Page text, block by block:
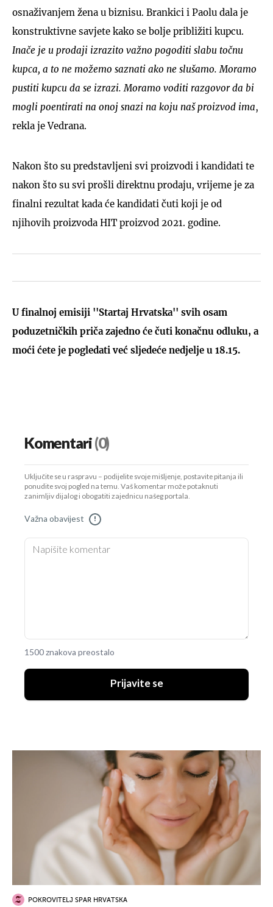
osnaživanjem žena u biznisu. Brankici i Paolu dala je
konstruktivne savjete kako se bolje približiti kupcu.
Inače je u prodaji izrazito važno pogoditi slabu točnu
kupca, a to ne možemo saznati ako ne slušamo. Moramo
pustiti kupcu da se izrazi. Moramo voditi razgovor da bi
mogli poentirati na onoj snazi na koju naš proizvod ima,
rekla je Vedrana.
Nakon što su predstavljeni svi proizvodi i kandidati te
nakon što su svi prošli direktnu prodaju, vrijeme je za
finalni rezultat kada će kandidati čuti koji je od
njihovih proizvoda HIT proizvod 2021. godine.
U finalnoj emisiji ''Startaj Hrvatska'' svih osam
poduzetničkih priča zajedno će čuti konačnu odluku, a
moći ćete je pogledati već sljedeće nedjelje u 18.15.
Komentari(0)
Uključite se u raspravu – podijelite svoje mišljenje, postavite pitanja ili
ponudite svoj pogled na temu. Vaš komentar može potaknuti
zanimljiv dijalog i obogatiti zajednicu našeg portala.
Važna obavijest !
1500 znakova preostalo
Prijavite se
POKROVITELJ SPAR HRVATSKA